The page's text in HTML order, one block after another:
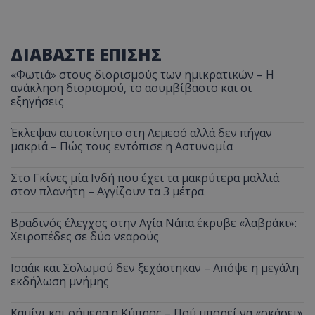
ΔΙΑΒΑΣΤΕ ΕΠΙΣΗΣ
«Φωτιά» στους διορισμούς των ημικρατικών – Η
ανάκληση διορισμού, το ασυμβίβαστο και οι
εξηγήσεις
Έκλεψαν αυτοκίνητο στη Λεμεσό αλλά δεν πήγαν
μακριά – Πώς τους εντόπισε η Αστυνομία
Στο Γκίνες μία Ινδή που έχει τα μακρύτερα μαλλιά
στον πλανήτη – Αγγίζουν τα 3 μέτρα
Βραδινός έλεγχος στην Αγία Νάπα έκρυβε «λαβράκι»:
Χειροπέδες σε δύο νεαρούς
Ισαάκ και Σολωμού δεν ξεχάστηκαν – Απόψε η μεγάλη
εκδήλωση μνήμης